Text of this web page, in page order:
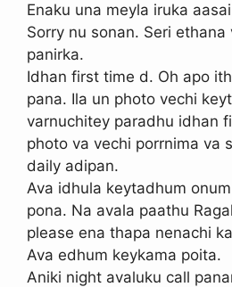
Enaku una meyla iruka
Sorry nu sonan. Seri
panirka.
Idhan first time d. Oh apo
pana. Ila un photo vechi
varnuchitey paradhu idhan
photo va vechi porrnima va
daily adipan.
Ava idhula keytadhum
pona. Na avala paathu
please ena thapa nenachi
Ava edhum keykama poita.
Aniki night avaluku call